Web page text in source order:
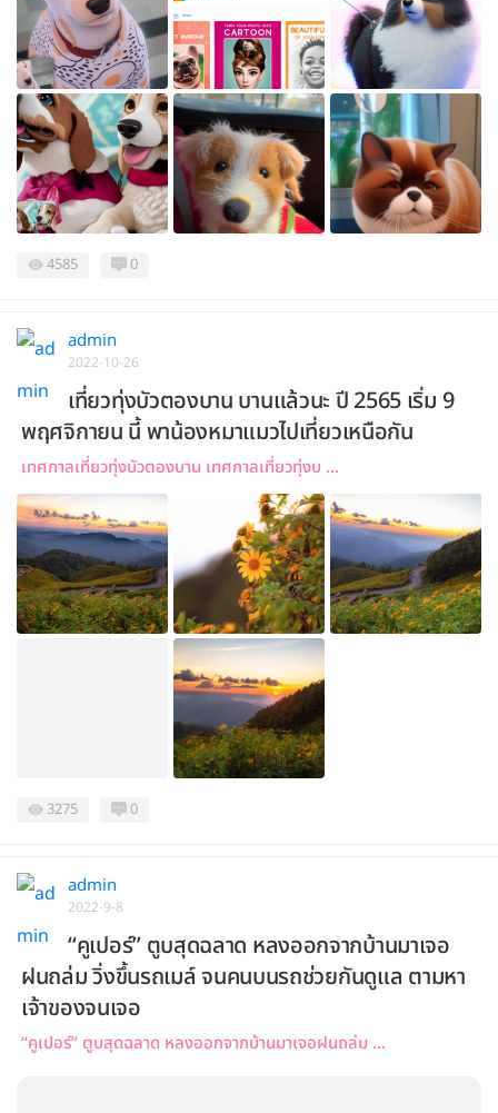
4585 0
admin
2022-10-26
เที่ยวทุ่งบัวตองบาน บานแล้วนะ ปี 2565 เริ่ม 9
พฤศจิกายน นี้ พาน้องหมาแมวไปเที่ยวเหนือกัน
เทศกาลเที่ยวทุ่งบัวตองบาน เทศกาลเที่ยวทุ่งบ ...
3275 0
admin
2022-9-8
“คูเปอร์” ตูบสุดฉลาด หลงออกจากบ้านมาเจอ
ฝนถล่ม วิ่งขึ้นรถเมล์ จนคนบนรถช่วยกันดูแล ตามหา
เจ้าของจนเจอ
“คูเปอร์” ตูบสุดฉลาด หลงออกจากบ้านมาเจอฝนถล่ม ...